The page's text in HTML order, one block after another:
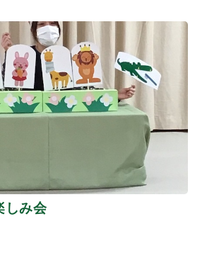
しみ会